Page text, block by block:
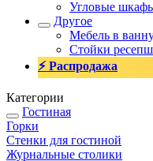
Угловые
Другое
Мебель в
Стойки
⚡ Распродажа
Категории
Гостиная
Горки
Стенки для гостиной
Журнальные столики